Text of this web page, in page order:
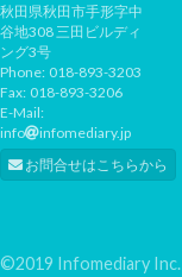
秋田県秋田市手形字中
谷地308 三田ビルディ
ング3号
Phone: 018-893-3203
Fax: 018-893-3206
E-Mail:
info
infomediary.jp
お問合せはこちらから
©2019 Infomediary Inc.